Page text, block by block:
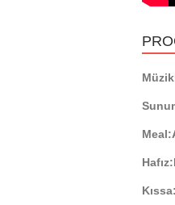
Meal:
Hafız:
Kıssa: